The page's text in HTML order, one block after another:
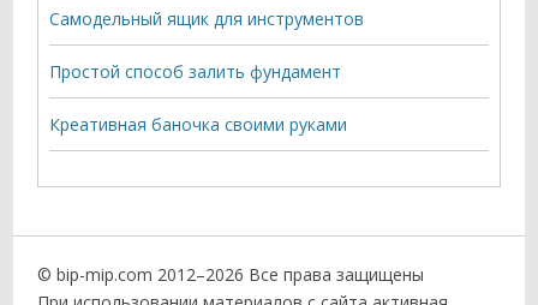
Самодельный ящик для инструментов
Простой способ залить фундамент
Креативная баночка своими руками
© bip-mip.com 2012–2026 Все права защищены